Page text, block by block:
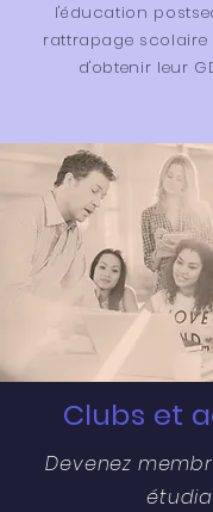
l'éducation
rattrapage scolaire
d'obtenir leur
Clubs et
Devenez